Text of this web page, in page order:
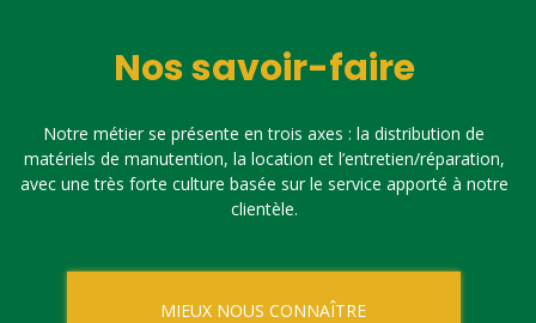
Nos savoir-faire
Notre métier se présente en trois axes : la distribution de
matériels de manutention, la location et l’entretien/réparation,
avec une très forte culture basée sur le service apporté à notre
clientèle.
MIEUX NOUS CONNAÎTRE